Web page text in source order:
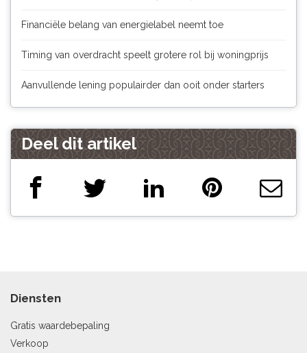
Financiële belang van energielabel neemt toe
Timing van overdracht speelt grotere rol bij woningprijs
Aanvullende lening populairder dan ooit onder starters
Deel dit artikel
Diensten
Gratis waardebepaling
Verkoop